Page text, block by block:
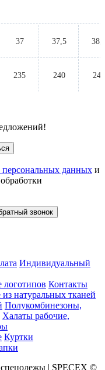
37 37,5
235 240 245
персональных данных и
звонок
Индивидуальный
логотипов Контакты
натуральных тканей
Полукомбинезоны,
Халаты рабочие,
Куртки
спецодежы | SPECEX ©